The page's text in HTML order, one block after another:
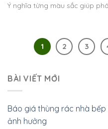
Ý nghĩa từng màu sắc giúp
1 2 3
BÀI VIẾT MỚI
Báo giá thùng rác nhà
ảnh hưởng